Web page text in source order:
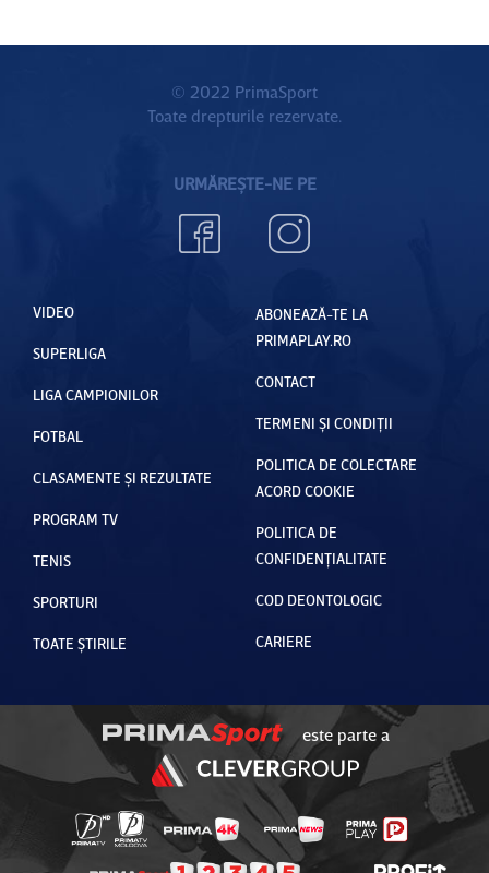
© 2022 PrimaSport
Toate drepturile rezervate.
URMĂREȘTE-NE PE
VIDEO
SUPERLIGA
LIGA CAMPIONILOR
FOTBAL
CLASAMENTE ȘI REZULTATE
PROGRAM TV
TENIS
SPORTURI
TOATE ȘTIRILE
ABONEAZĂ-TE LA
PRIMAPLAY.RO
CONTACT
TERMENI ȘI CONDIȚII
POLITICA DE COLECTARE
ACORD COOKIE
POLITICA DE
CONFIDENȚIALITATE
COD DEONTOLOGIC
CARIERE
este parte a